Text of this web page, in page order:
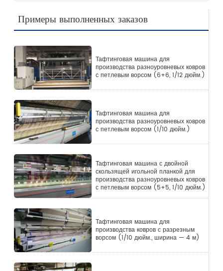
Примеры выполненных заказов
Тафтинговая машина для
производства разноуровневых ковров
с петлевым ворсом (6+6, 1/12 дюйм.)
Тафтинговая машина для
производства разноуровневых ковров
с петлевым ворсом (1/10 дюйм.)
Тафтинговая машина с двойной
скользящей игольной планкой для
производства разноуровневых ковров
с петлевым ворсом (5+5, 1/10 дюйм.)
Тафтинговая машина для
производства ковров с разрезным
ворсом (1/10 дюйм., ширина — 4 м)